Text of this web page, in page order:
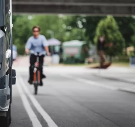
שירות
מרכזי שירות
חדשות
אודות
צור קשר